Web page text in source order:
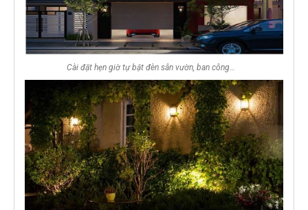
Cài đặt hẹn giờ tự bật đèn sân vườn, ban công…